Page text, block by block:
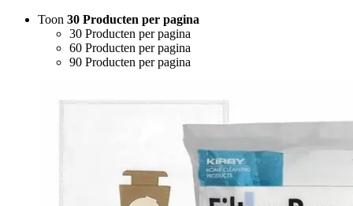
Toon 30 Producten per pagina
30 Producten per pagina
60 Producten per pagina
90 Producten per pagina